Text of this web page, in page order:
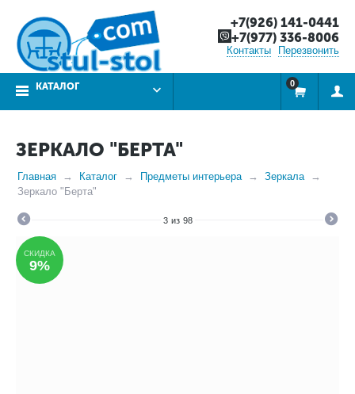
+7(926) 141-0441
+7(977) 336-8006
Контакты Перезвонить
КАТАЛОГ 0
ЗЕРКАЛО "БЕРТА"
Главная Каталог Предметы интерьера
Зеркала
Зеркало "Берта"
3 из 98
СКИДКА
9%